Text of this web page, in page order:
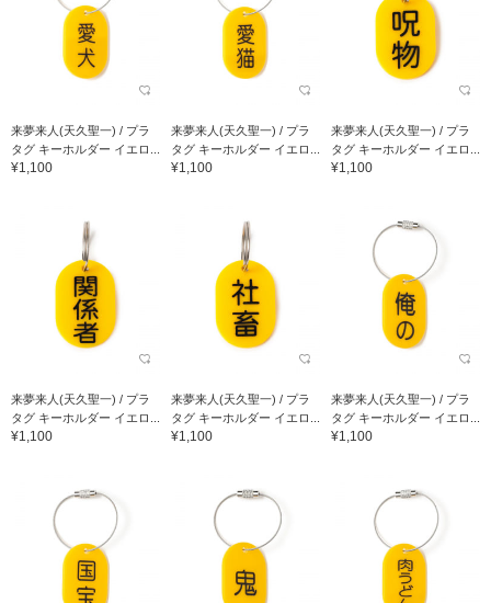
来夢来人(天久聖一) / プラ
タグ キーホルダー イエロ...
¥1,100
来夢来人(天久聖一) / プラ
タグ キーホルダー イエロ...
¥1,100
来夢来人(天久聖一) / プラ
タグ キーホルダー イエロ...
¥1,100
来夢来人(天久聖一) / プラ
タグ キーホルダー イエロ...
¥1,100
来夢来人(天久聖一) / プラ
タグ キーホルダー イエロ...
¥1,100
来夢来人(天久聖一) / プラ
タグ キーホルダー イエロ...
¥1,100